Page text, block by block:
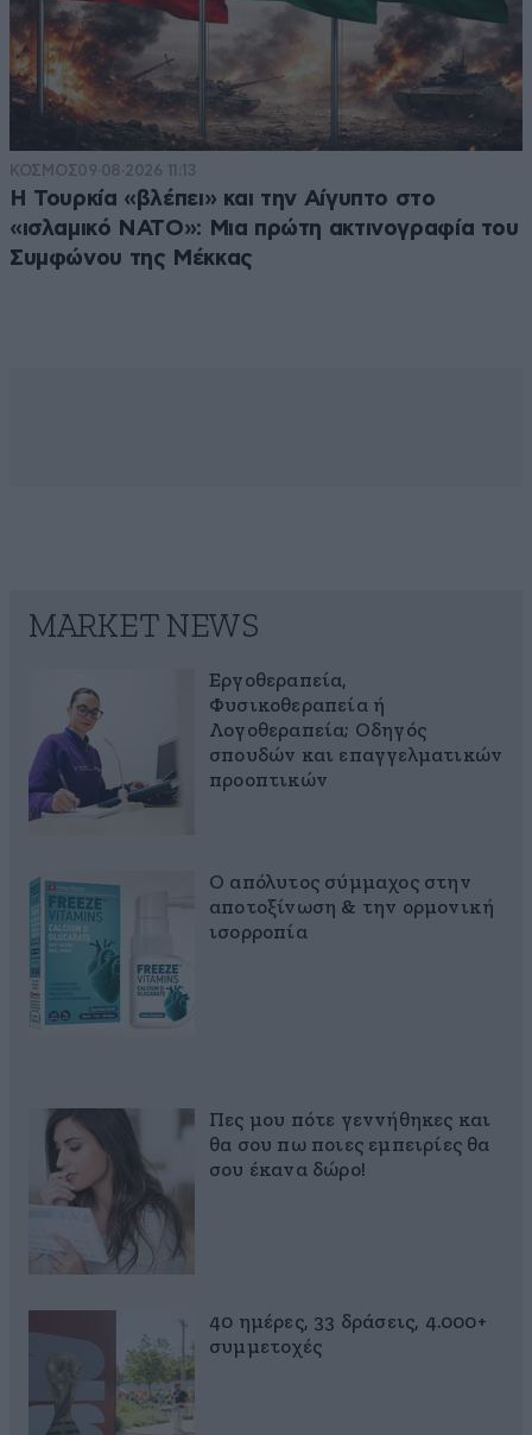
ΚΟΣΜΟΣ09·08·2026 11:13
Η Τουρκία «βλέπει» και την Αίγυπτο στο
«ισλαμικό ΝΑΤΟ»: Μια πρώτη ακτινογραφία του
Συμφώνου της Μέκκας
MARKET NEWS
Εργοθεραπεία,
Φυσικοθεραπεία ή
Λογοθεραπεία; Οδηγός
σπουδών και επαγγελματικών
προοπτικών
Ο απόλυτος σύμμαχος στην
αποτοξίνωση & την ορμονική
ισορροπία
Πες μου πότε γεννήθηκες και
θα σου πω ποιες εμπειρίες θα
σου έκανα δώρο!
40 ημέρες, 33 δράσεις, 4.000+
συμμετοχές